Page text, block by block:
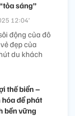
sáng”
12:04’
động của đô
đẹp của
du khách
thế biển –
để phát
bền vững